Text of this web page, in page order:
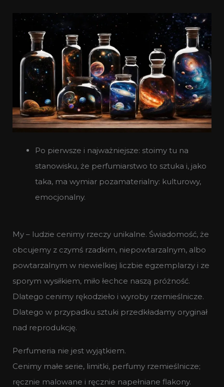
Po pierwsze i najważniejsze: stoimy tu na
stanowisku, że perfumiarstwo to sztuka i, jako
taka, ma wymiar pozamaterialny: kulturowy,
emocjonalny.
My – ludzie cenimy rzeczy unikalne. Świadomość, że
obcujemy z czymś rzadkim, niepowtarzalnym, albo
powtarzalnym w niewielkiej liczbie egzemplarzy i ze
sporym wysiłkiem, miło łechce naszą próżność.
Dlatego cenimy rękodzieło i wyroby rzemieślnicze.
Dlatego w przypadku sztuki przedkładamy oryginał
nad reprodukcję.
Perfumeria nie jest wyjątkiem.
Cenimy małe serie, limitki, perfumy rzemieślnicze;
ręcznie malowane i ręcznie napełniane flakony.